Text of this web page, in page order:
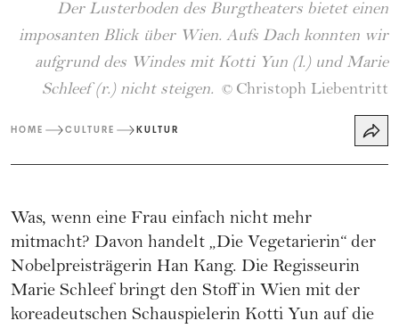
Der Lusterboden des Burgtheaters bietet einen
imposanten Blick über Wien. Aufs Dach konnten wir
aufgrund des Windes mit Kotti Yun (l.) und Marie
Schleef (r.) nicht steigen.
© Christoph Liebentritt
HOME CULTURE KULTUR
Was, wenn eine Frau einfach nicht mehr
mitmacht? Davon handelt „Die Vegetarierin“ der
Nobelpreisträgerin Han Kang. Die Regisseurin
Marie Schleef bringt den Stoff in Wien mit der
koreadeutschen Schauspielerin Kotti Yun auf die